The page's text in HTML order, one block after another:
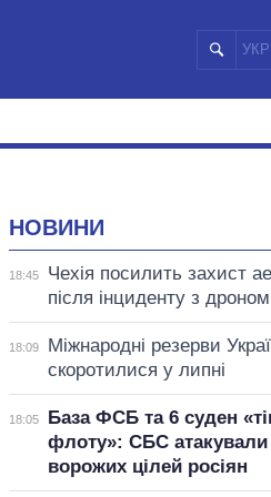
УКР
НОВИНИ
18:45
Чехія посилить захист
після інциденту з
18:09
Міжнародні резерви
скоротилися у липні
18:05
База ФСБ та 6 суден
флоту»: СБС атакували
ворожих цілей росіян